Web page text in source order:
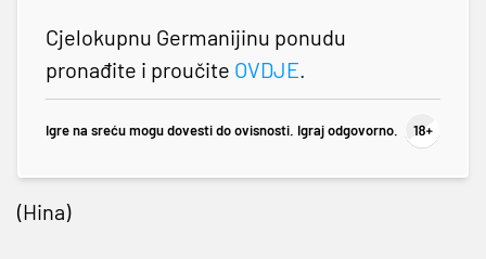
Cjelokupnu Germanijinu ponudu
pronađite i proučite OVDJE.
Igre na sreću mogu dovesti do ovisnosti. Igraj odgovorno.
(Hina)